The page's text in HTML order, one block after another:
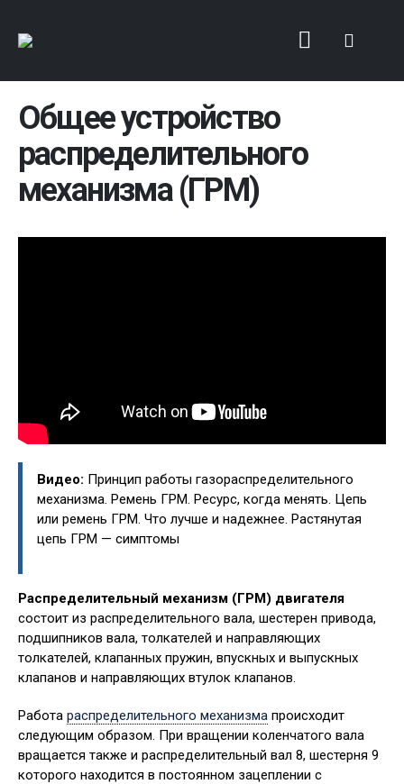
Общее устройство
распределительного
механизма (ГРМ)
Видео: Принцип работы газораспределительного
механизма. Ремень ГРМ. Ресурс, когда менять. Цепь
или ремень ГРМ. Что лучше и надежнее. Растянутая
цепь ГРМ — симптомы
Распределительный механизм (ГРМ) двигателя
состоит из распределительного вала, шестерен привода,
подшипников вала, толкателей и направляющих
толкателей, клапанных пружин, впускных и выпускных
клапанов и направляющих втулок клапанов.
Работа распределительного механизма происходит
следующим образом. При вращении коленчатого вала
вращается также и распределительный вал 8, шестерня 9
которого находится в постоянном зацеплении с